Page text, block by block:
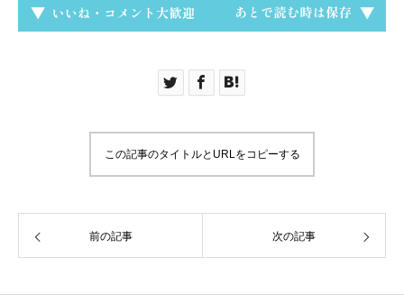
この記事のタイトルとURLをコピーする
前の記事 次の記事